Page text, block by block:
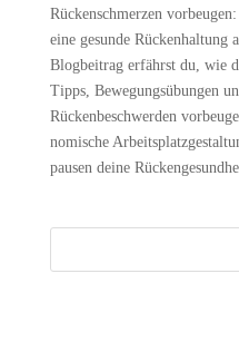
Rücken­schmer­zen
eine gesun­de Rücken­hal­tung
Blog­bei­trag erfährst du, wie
Tipps, Bewe­gungs­übun­gen
Rücken­be­schwer­den
no­mi­sche
pau­sen dei­ne